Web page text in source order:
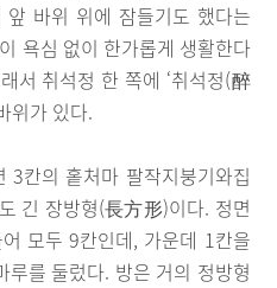
바위 위에 잠들기도 했다는
욕심 없이 한가롭게 생활한다
서 취석정 한 쪽에 ‘취석정(醉
위가 있다.
3칸의 홑처마 팔작지붕기와집
긴 장방형(長方形)이다. 정면
모두 9칸인데, 가운데 1칸을
를 둘렀다. 방은 거의 정방형